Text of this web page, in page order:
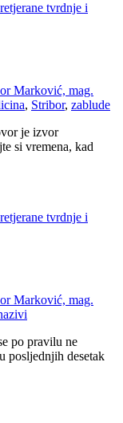
tvrdnje i
Marković, mag.
, Stribor, zablude
je izvor
si vremena, kad
tvrdnje i
Marković, mag.
po pravilu ne
posljednjih desetak